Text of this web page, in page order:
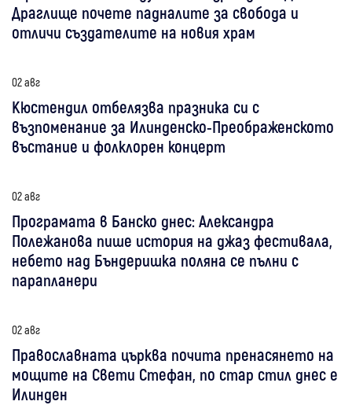
Драглище почете падналите за свобода и
отличи създателите на новия храм
02 авг
Кюстендил отбелязва празника си с
възпоменание за Илинденско-Преображенското
въстание и фолклорен концерт
02 авг
Програмата в Банско днес: Александра
Полежанова пише история на джаз фестивала,
небето над Бъндеришка поляна се пълни с
парапланери
02 авг
Православната църква почита пренасянето на
мощите на Свети Стефан, по стар стил днес е
Илинден